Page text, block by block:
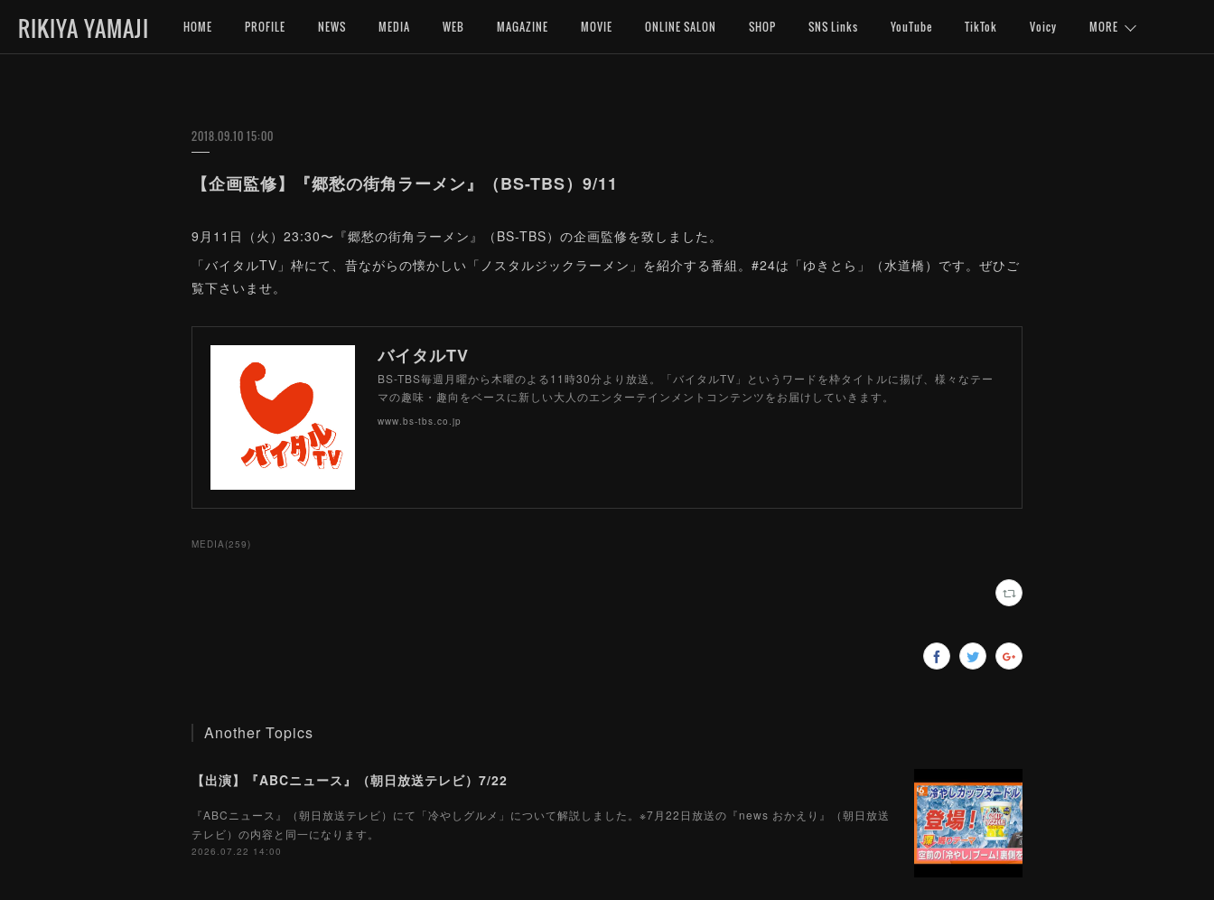
RIKIYA YAMAJI HOME PROFILE NEWS MEDIA WEB MAGAZINE MOVIE ONLINE SALON SHOP SNS Links YouTube TikTok Voicy MORE
2018.09.10 15:00
【企画監修】『郷愁の街角ラーメン』（BS-TBS）9/11
9月11日（火）23:30〜『郷愁の街角ラーメン』（BS-TBS）の企画監修を致しました。
「バイタルTV」枠にて、昔ながらの懐かしい「ノスタルジックラーメン」を紹介する番組。#24は「ゆきとら」（水道橋）です。ぜひご
覧下さいませ。
バイタルTV
BS-TBS毎週月曜から木曜のよる11時30分より放送。「バイタルTV」というワードを枠タイトルに揚げ、様々なテー
マの趣味・趣向をベースに新しい大人のエンターテインメントコンテンツをお届けしていきます。
www.bs-tbs.co.jp
MEDIA(259)
Another Topics
【出演】『ABCニュース』（朝日放送テレビ）7/22
『ABCニュース』（朝日放送テレビ）にて「冷やしグルメ」について解説しました。※7月22日放送の『news おかえり』（朝日放送
テレビ）の内容と同一になります。
2026.07.22 14:00